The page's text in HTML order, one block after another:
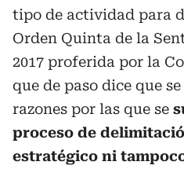
tipo de actividad para
Orden Quinta de la
2017 proferida por la
que de paso dice que
razones por las que se
proceso de
estratégico ni